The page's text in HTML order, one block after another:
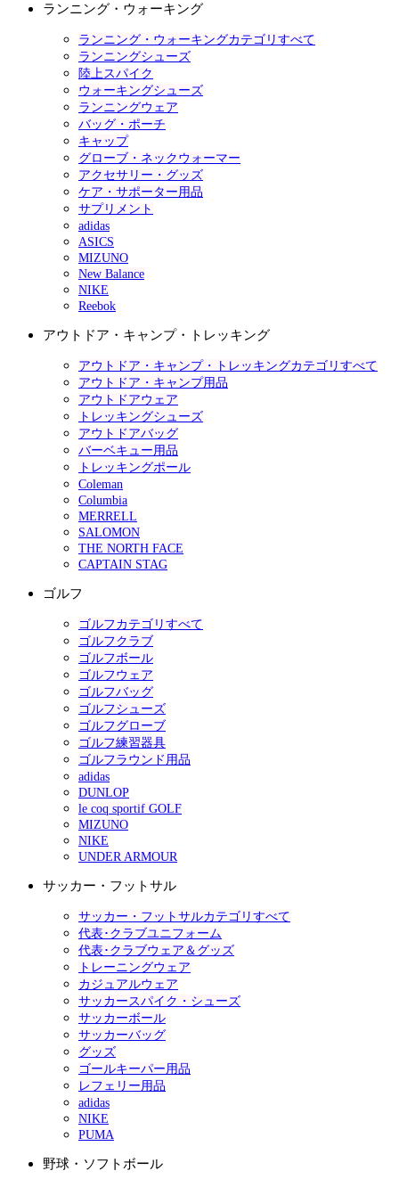
ランニング・ウォーキング
ランニング・ウォーキングカテゴリすべて
ランニングシューズ
陸上スパイク
ウォーキングシューズ
ランニングウェア
バッグ・ポーチ
キャップ
グローブ・ネックウォーマー
アクセサリー・グッズ
ケア・サポーター用品
サプリメント
adidas
ASICS
MIZUNO
New Balance
NIKE
Reebok
アウトドア・キャンプ・トレッキング
アウトドア・キャンプ・トレッキングカテゴリすべて
アウトドア・キャンプ用品
アウトドアウェア
トレッキングシューズ
アウトドアバッグ
バーベキュー用品
トレッキングポール
Coleman
Columbia
MERRELL
SALOMON
THE NORTH FACE
CAPTAIN STAG
ゴルフ
ゴルフカテゴリすべて
ゴルフクラブ
ゴルフボール
ゴルフウェア
ゴルフバッグ
ゴルフシューズ
ゴルフグローブ
ゴルフ練習器具
ゴルフラウンド用品
adidas
DUNLOP
le coq sportif GOLF
MIZUNO
NIKE
UNDER ARMOUR
サッカー・フットサル
サッカー・フットサルカテゴリすべて
代表･クラブユニフォーム
代表･クラブウェア＆グッズ
トレーニングウェア
カジュアルウェア
サッカースパイク・シューズ
サッカーボール
サッカーバッグ
グッズ
ゴールキーパー用品
レフェリー用品
adidas
NIKE
PUMA
野球・ソフトボール